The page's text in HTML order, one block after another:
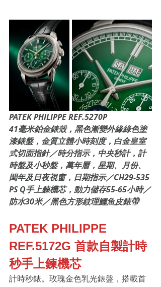
PATEK PHILIPPE REF.5270P
41毫米鉑金錶殼，黑色漸變外緣綠色塗
漆錶盤，金質立體小時刻度，白金皇室
式切面指針／時分指示，中央秒計，計
時盤及小秒盤，萬年曆，星期、月份、
閏年及日夜視窗，日期指示／CH29-535
PS Q手上鍊機芯，動力儲存55-65小時／
防水30米／黑色方形紋理鱷魚皮錶帶
PATEK PHILIPPE
REF.5172G 首款自製計時
秒手上鍊機芯
計時秒錶。玫瑰金色乳光錶盤，搭載首